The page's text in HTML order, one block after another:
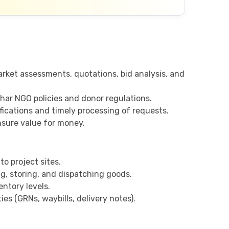
assessments, quotations, bid analysis, and
NGO policies and donor regulations.
and timely processing of requests.
value for money.
project sites.
storing, and dispatching goods.
levels.
(GRNs, waybills, delivery notes).